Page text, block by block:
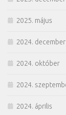
2025. május
2024. december
2024. október
2024.
2024. április